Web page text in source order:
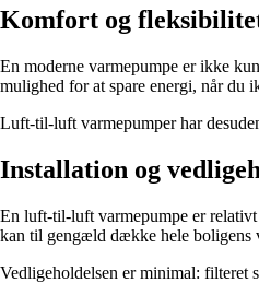
Komfort og
En moderne varmepumpe er ikke
mulighed for at spare energi, når du
Luft-til-luft varmepumper har
Installation og
En luft-til-luft varmepumpe er relativt
kan til gengæld dække hele boligens
Vedligeholdelsen er minimal: filteret